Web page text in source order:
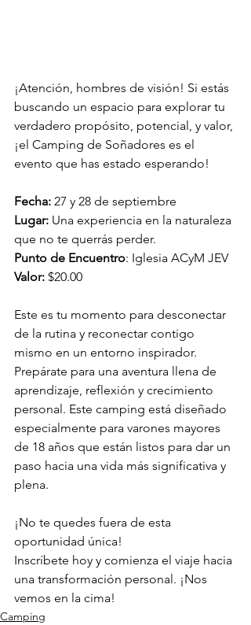
¡Atención, hombres de visión! Si estás
buscando un espacio para explorar tu
verdadero propósito, potencial, y valor,
¡el Camping de Soñadores es el
evento que has estado esperando!
Fecha: 27 y 28 de septiembre
Lugar: Una experiencia en la naturaleza
que no te querrás perder.
Punto de Encuentro: Iglesia ACyM JEV
Valor: $20.00
Este es tu momento para desconectar
de la rutina y reconectar contigo
mismo en un entorno inspirador.
Prepárate para una aventura llena de
aprendizaje, reflexión y crecimiento
personal. Este camping está diseñado
especialmente para varones mayores
de 18 años que están listos para dar un
paso hacia una vida más significativa y
plena.
¡No te quedes fuera de esta
oportunidad única!
Inscríbete hoy y comienza el viaje hacia
una transformación personal. ¡Nos
vemos en la cima!
Camping